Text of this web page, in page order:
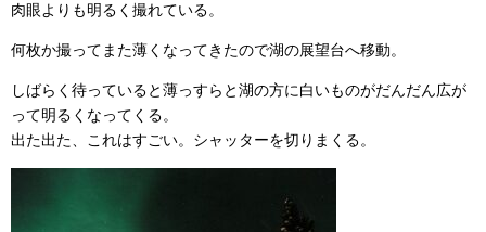
肉眼よりも明るく撮れている。
何枚か撮ってまた薄くなってきたので湖の展望台へ移動。
しばらく待っていると薄っすらと湖の方に白いものがだんだん広が
って明るくなってくる。
出た出た、これはすごい。シャッターを切りまくる。